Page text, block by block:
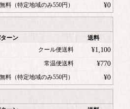
料（特定地域のみ550円） ¥0
ーン
送料
クール便送料
¥1,100
常温便送料 ¥770
料（特定地域のみ550円） ¥0